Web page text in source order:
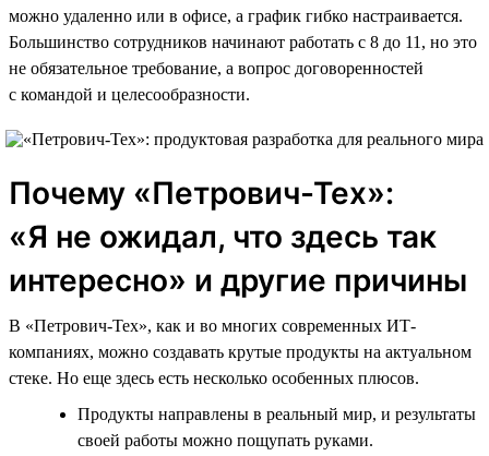
можно удаленно или в офисе, а график гибко настраивается.
Большинство сотрудников начинают работать с 8 до 11, но это
не обязательное требование, а вопрос договоренностей
с командой и целесообразности.
Почему «Петрович-Тех»:
«Я не ожидал, что здесь так
интересно» и другие причины
В «Петрович-Тех», как и во многих современных ИТ-
компаниях, можно создавать крутые продукты на актуальном
стеке. Но еще здесь есть несколько особенных плюсов.
Продукты направлены в реальный мир, и результаты
своей работы можно пощупать руками.